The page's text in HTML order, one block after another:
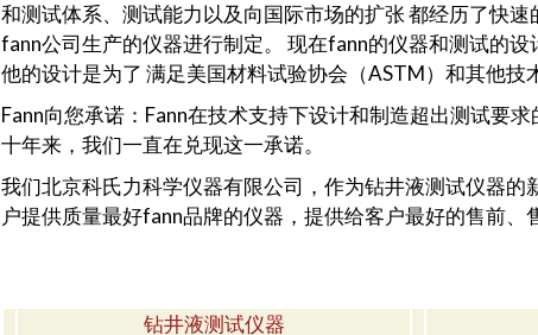
和测试体系、测试能力以及向国际市场的扩张 都经历了快
fann公司生产的仪器进行制定。 现在fann的仪器和测试的
他的设计是为了 满足美国材料试验协会（ASTM）和其他技
Fann向您承诺：Fann在技术支持下设计和制造超出测试要
十年来，我们一直在兑现这一承诺。
我们北京科氏力科学仪器有限公司，作为钻井液测试仪器
户提供质量最好fann品牌的仪器，提供给客户最好的售前、
钻井液测试仪器